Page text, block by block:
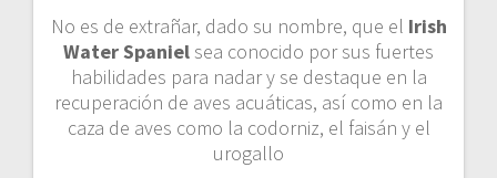
No es de extrañar, dado su nombre, que el Irish
Water Spaniel sea conocido por sus fuertes
habilidades para nadar y se destaque en la
recuperación de aves acuáticas, así como en la
caza de aves como la codorniz, el faisán y el
urogallo